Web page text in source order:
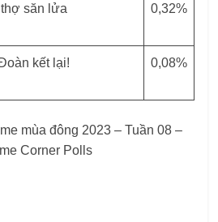
thợ săn lửa 0,32%
kết lại! 0,08%
mùa đông 2023 – Tuần 08 –
Corner Polls